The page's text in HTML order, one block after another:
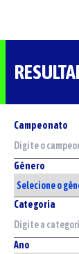
Campeonato
Gênero
Categoria
Ano